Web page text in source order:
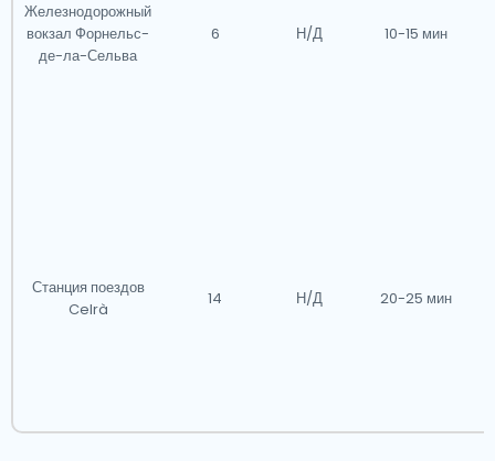
Железнодорожный
вокзал Форнельс-
де-ла-Сельва
6 Н/Д 10-15 мин
Станция поездов
Celrà
14 Н/Д 20-25 мин